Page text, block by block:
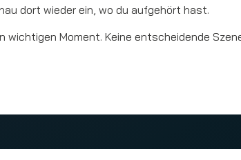
dort wieder ein, wo du aufgehört hast.
wichtigen Moment. Keine entscheidende